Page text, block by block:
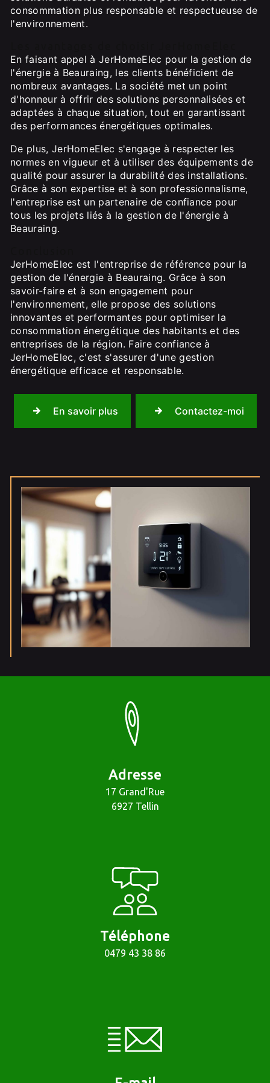
consommation plus responsable et respectueuse de
l'environnement.
En faisant appel à JerHomeElec pour la gestion de
l'énergie à Beauraing, les clients bénéficient de
nombreux avantages. La société met un point
d'honneur à offrir des solutions personnalisées et
adaptées à chaque situation, tout en garantissant
des performances énergétiques optimales.
De plus, JerHomeElec s'engage à respecter les
normes en vigueur et à utiliser des équipements de
qualité pour assurer la durabilité des installations.
Grâce à son expertise et à son professionnalisme,
l'entreprise est un partenaire de confiance pour
tous les projets liés à la gestion de l'énergie à
Beauraing.
JerHomeElec est l'entreprise de référence pour la
gestion de l'énergie à Beauraing. Grâce à son
savoir-faire et à son engagement pour
l'environnement, elle propose des solutions
innovantes et performantes pour optimiser la
consommation énergétique des habitants et des
entreprises de la région. Faire confiance à
JerHomeElec, c'est s'assurer d'une gestion
énergétique efficace et responsable.
En savoir plus Contactez-moi
Adresse
17 Grand'Rue
6927 Tellin
Téléphone
0479 43 38 86